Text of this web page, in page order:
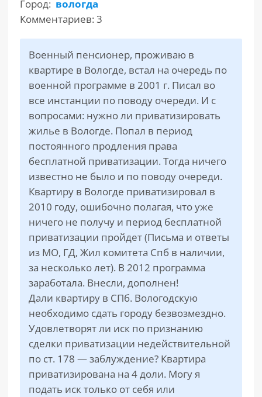
САЙТА
Город: вологда
Комментариев: 3
Военный пенсионер, проживаю в
квартире в Вологде, встал на очередь по
военной программе в 2001 г. Писал во
все инстанции по поводу очереди. И с
вопросами: нужно ли приватизировать
жилье в Вологде. Попал в период
постоянного продления права
бесплатной приватизации. Тогда ничего
известно не было и по поводу очереди.
Квартиру в Вологде приватизировал в
2010 году, ошибочно полагая, что уже
ничего не получу и период бесплатной
приватизации пройдет (Письма и ответы
из МО, ГД, Жил комитета Спб в наличии,
за несколько лет). В 2012 программа
заработала. Внесли, дополнен!
Дали квартиру в СПб. Вологодскую
необходимо сдать городу безвозмездно.
Удовлетворят ли иск по признанию
сделки приватизации недействительной
по ст. 178 — заблуждение? Квартира
приватизирована на 4 доли. Могу я
подать иск только от себя или